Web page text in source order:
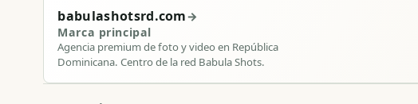
babulashotsrd.com→
Marca principal
Agencia premium de foto y video en República
Dominicana. Centro de la red Babula Shots.